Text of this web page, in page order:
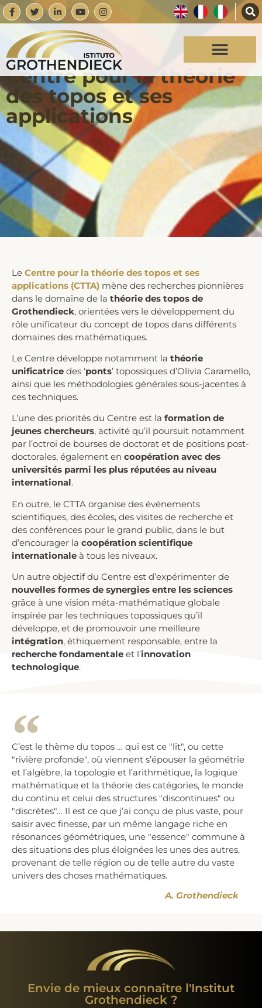
Centre pour la théorie
des topos et ses
applications
Le Centre pour la théorie des topos et ses
applications (CTTA) mène des recherches pionnières
dans le domaine de la théorie des topos de
Grothendieck, orientées vers le développement du
rôle unificateur du concept de topos dans différents
domaines des mathématiques.
Le Centre développe notamment la théorie
unificatrice des ‘ponts’ topossiques d’Olivia Caramello,
ainsi que les méthodologies générales sous-jacentes à
ces techniques.
L’une des priorités du Centre est la formation de
jeunes chercheurs, activité qu’il poursuit notamment
par l’octroi de bourses de doctorat et de positions post-
doctorales, également en coopération avec des
universités parmi les plus réputées au niveau
international.
En outre, le CTTA organise des événements
scientifiques, des écoles, des visites de recherche et
des conférences pour le grand public, dans le but
d’encourager la coopération scientifique
internationale à tous les niveaux.
Un autre objectif du Centre est d’expérimenter de
nouvelles formes de synergies entre les sciences
grâce à une vision méta-mathématique globale
inspirée par les techniques topossiques qu’il
développe, et de promouvoir une meilleure
intégration, éthiquement responsable, entre la
recherche fondamentale et l’innovation
technologique.
C’est le thème du topos … qui est ce "lit", ou cette
"rivière profonde", où viennent s’épouser la géométrie
et l’algèbre, la topologie et l’arithmétique, la logique
mathématique et la théorie des catégories, le monde
du continu et celui des structures "discontinues" ou
"discrètes"… Il est ce que j’ai conçu de plus vaste, pour
saisir avec finesse, par un même langage riche en
résonances géométriques, une "essence" commune à
des situations des plus éloignées les unes des autres,
provenant de telle région ou de telle autre du vaste
univers des choses mathématiques.
A. Grothendieck
Envie de mieux connaître l'Institut
Grothendieck ?